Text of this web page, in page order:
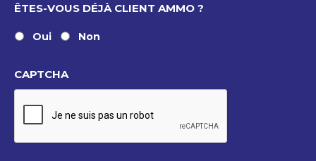
ÊTES-VOUS DÉJÀ CLIENT AMMO ?
Oui Non
CAPTCHA